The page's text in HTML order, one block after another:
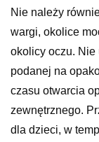
Nie należy
wargi, okolice
okolicy oczu. Nie
podanej na
czasu otwarcia
zewnętrznego.
dla dzieci, w